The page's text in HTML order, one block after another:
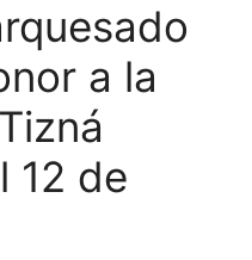
a la
12 de